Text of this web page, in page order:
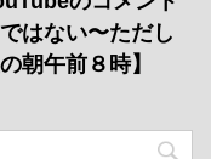
はない〜ただし
朝午前８時】